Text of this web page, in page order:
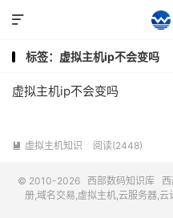

标签：虚拟主机ip不会变吗
虚拟主机ip不会变吗
 虚拟主机知识 阅读(2448)
© 2010-2026 西部数码知识库
册,域名交易,虚拟主机,云服务器,云